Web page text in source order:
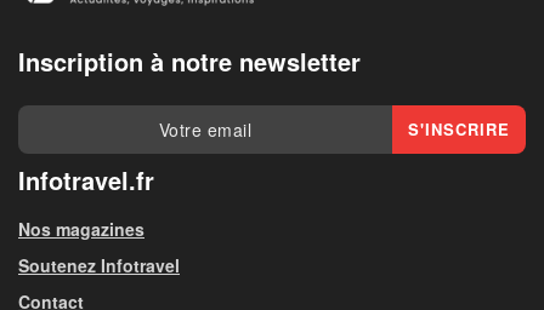
Inscription à notre newsletter
Infotravel.fr
Nos magazines
Soutenez Infotravel
Contact